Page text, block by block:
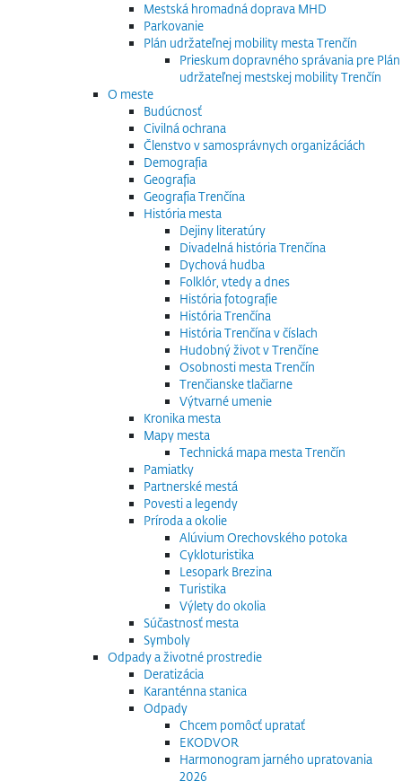
Mestská hromadná doprava MHD
Parkovanie
Plán udržateľnej mobility mesta Trenčín
Prieskum dopravného správania pre Plán
udržateľnej mestskej mobility Trenčín
O meste
Budúcnosť
Civilná ochrana
Členstvo v samosprávnych organizáciách
Demografia
Geografia
Geografia Trenčína
História mesta
Dejiny literatúry
Divadelná história Trenčína
Dychová hudba
Folklór, vtedy a dnes
História fotografie
História Trenčína
História Trenčína v číslach
Hudobný život v Trenčíne
Osobnosti mesta Trenčín
Trenčianske tlačiarne
Výtvarné umenie
Kronika mesta
Mapy mesta
Technická mapa mesta Trenčín
Pamiatky
Partnerské mestá
Povesti a legendy
Príroda a okolie
Alúvium Orechovského potoka
Cykloturistika
Lesopark Brezina
Turistika
Výlety do okolia
Súčastnosť mesta
Symboly
Odpady a životné prostredie
Deratizácia
Karanténna stanica
Odpady
Chcem pomôcť upratať
EKODVOR
Harmonogram jarného upratovania
2026